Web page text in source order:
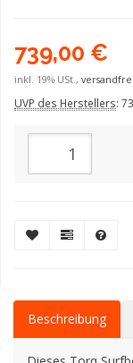
739,00 €
inkl. 19% USt.,
UVP des Herstellers:
Beschreibung